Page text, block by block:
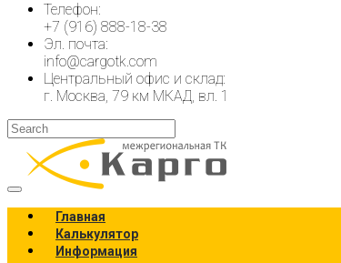
Телефон:
+7 (916) 888-18-38
Эл. почта:
info@cargotk.com
Центральный офис и склад:
г. Москва, 79 км МКАД, вл. 1
Главная
Калькулятор
Информация